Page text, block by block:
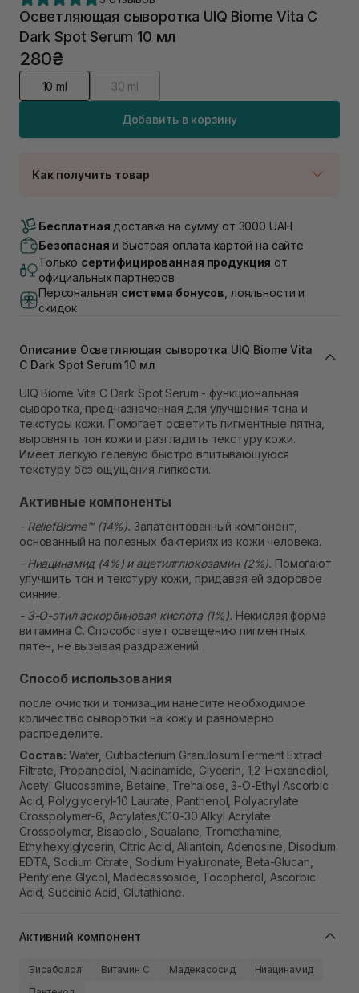
Осветляющая сыворотка UIQ Biome Vita C
Dark Spot Serum 10 мл
280₴
10 ml 30 ml
Добавить в корзину
Как получить товар
В наличии
Самовывоз г. Луцк, Винниченка 4
Самовывоз г. Львов, ул. Академика Подстригача,
1В (Duck's Lake)
Нет в наличии!
Самовывоз Львов (Ивана Франко 36)
Самовывоз г. Львов ул. Степана Бандеры 43
Нет в наличии!
Нет в наличии!
Самовывоз г. Ровно, ул. Кулика и Гудачека 23 (ТЦ
Экватор)
Нет в наличии!
Бесплатная доставка на сумму от 3000 UAH
Безопасная и быстрая оплата картой на сайте
Только сертифицированная продукция от
официальных партнеров
Персональная система бонусов , лояльности и
скидок
Описание Осветляющая сыворотка UIQ Biome Vita
C Dark Spot Serum 10 мл
UIQ Biome Vita C Dark Spot Serum - функциональная
сыворотка, предназначенная для улучшения тона и
текстуры кожи. Помогает осветить пигментные пятна,
выровнять тон кожи и разгладить текстуру кожи.
Имеет легкую гелевую быстро впитывающуюся
текстуру без ощущения липкости.
Активные компоненты
- ReliefBiome™ (14%). Запатентованный компонент,
основанный на полезных бактериях из кожи человека.
- Ниацинамид (4%) и ацетилглюкозамин (2%). Помогают
улучшить тон и текстуру кожи, придавая ей здоровое
сияние.
- 3-О-этил аскорбиновая кислота (1%). Некислая форма
витамина C. Способствует освещению пигментных
пятен, не вызывая раздражений.
Способ использования
после очистки и тонизации нанесите необходимое
количество сыворотки на кожу и равномерно
распределите.
Состав: Water, Cutibacterium Granulosum Ferment Extract
Filtrate, Propanediol, Niacinamide, Glycerin, 1,2-Hexanediol,
Acetyl Glucosamine, Betaine, Trehalose, 3-O-Ethyl Ascorbic
Acid, Polyglyceryl-10 Laurate, Panthenol, Polyacrylate
Crosspolymer-6, Acrylates/C10-30 Alkyl Acrylate
Crosspolymer, Bisabolol, Squalane, Tromethamine,
Ethylhexylglycerin, Citric Acid, Allantoin, Adenosine, Disodium
EDTA, Sodium Citrate, Sodium Hyaluronate, Beta-Glucan,
Pentylene Glycol, Madecassoside, Tocopherol, Ascorbic
Acid, Succinic Acid, Glutathione.
Активний компонент
Бисаболол Витамин C Мадекасосид
Ниацинамид